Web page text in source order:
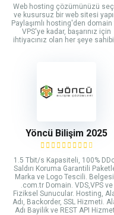
Web hosting çözümünüzü
ve kusursuz bir web sitesi
Paylaşımlı hosting'den domain
VPS'ye kadar, başarınız için
ihtiyacınız olan her şeye
Yöncü Bilişim 2025
1.5 Tbit/s Kapasiteli, 100%
Saldırı Koruma Garantili
Marka ve Logo Tescili.
.com.tr Domain. VDS,VPS ve
Fiziksel Sunucular. Hosting,
Adı, Backorder, SSL Hizmeti.
Adı Bayilik ve REST API